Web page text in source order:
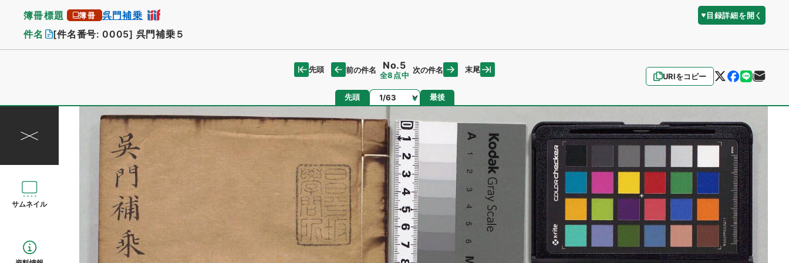
簿冊標題 簿冊 呉門補乗 目録詳細を開く
件名 [件名番号: 0005] 呉門補乗５
URIをコピー
先頭 前の件名 No.5
全8点中
次の件名 末尾
先頭 ページ 最後
サムネイル